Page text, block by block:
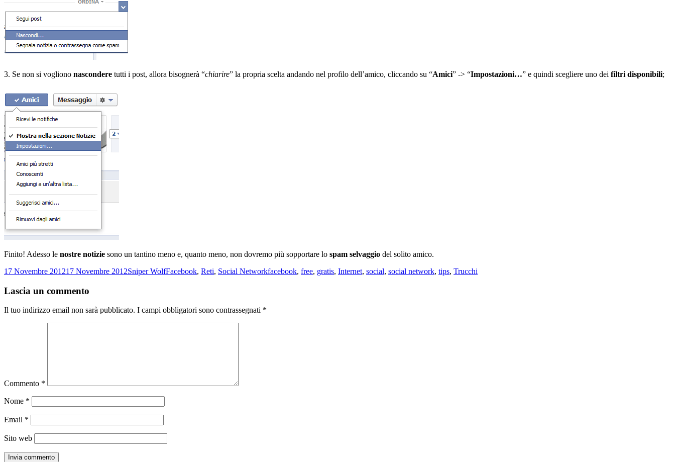
3. Se non si vogliono nascondere tutti i post, allora bisognerà “chiarire” la propria scelta andando nel profilo dell’amico, cliccando su “Amici” -> “Impostazioni…” e quindi scegliere uno dei filtri disponibili;
Finito! Adesso le nostre notizie sono un tantino meno e, quanto meno, non dovremo più sopportare lo spam selvaggio del solito amico.
Scritto
17 Novembre 201217 Novembre 2012Autore
Sniper WolfCategorie
Facebook, Reti, Social NetworkTag
facebook, free, gratis, Internet, social, social network, tips, Trucchi
Lascia un commento
Il tuo indirizzo email non sarà pubblicato. I campi obbligatori sono contrassegnati *
Commento *
Nome *
Email *
Sito web